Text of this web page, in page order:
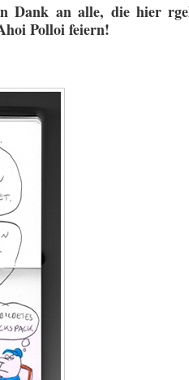
Dank an alle, die hier
Polloi feiern!